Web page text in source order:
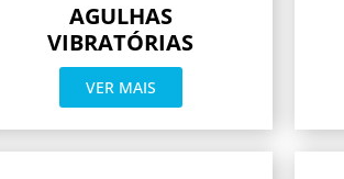
AGULHAS
VIBRATÓRIAS
VER MAIS